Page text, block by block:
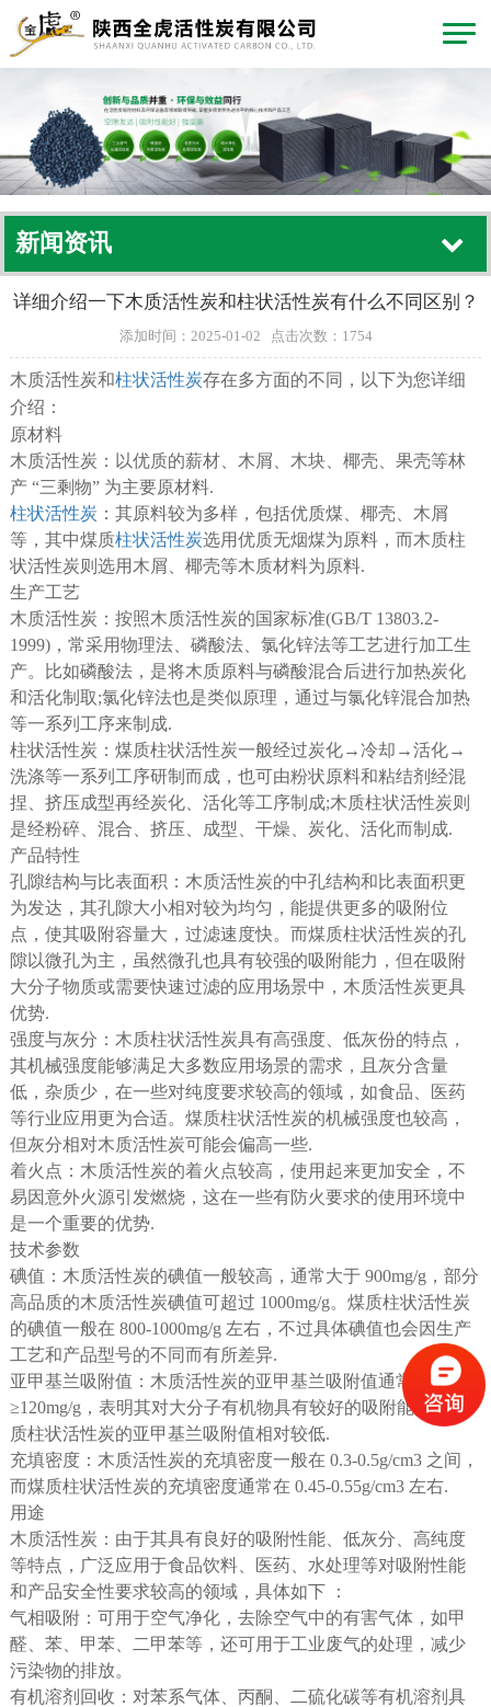
新闻资讯
详细介绍一下木质活性炭和柱状活性炭有什么不同区别？
添加时间：2025-01-02 点击次数：1754
木质活性炭和柱状活性炭存在多方面的不同，以下为您详细
介绍：
原材料
木质活性炭：以优质的薪材、木屑、木块、椰壳、果壳等林
产 “三剩物” 为主要原材料.
柱状活性炭 ：其原料较为多样，包括优质煤、椰壳、木屑
等，其中煤质柱状活性炭选用优质无烟煤为原料，而木质柱
状活性炭则选用木屑、椰壳等木质材料为原料.
生产工艺
木质活性炭：按照木质活性炭的国家标准(GB/T 13803.2-
1999)，常采用物理法、磷酸法、氯化锌法等工艺进行加工生
产。比如磷酸法，是将木质原料与磷酸混合后进行加热炭化
和活化制取;氯化锌法也是类似原理，通过与氯化锌混合加热
等一系列工序来制成.
柱状活性炭：煤质柱状活性炭一般经过炭化→冷却→活化→
洗涤等一系列工序研制而成，也可由粉状原料和粘结剂经混
捏、挤压成型再经炭化、活化等工序制成;木质柱状活性炭则
是经粉碎、混合、挤压、成型、干燥、炭化、活化而制成.
产品特性
孔隙结构与比表面积：木质活性炭的中孔结构和比表面积更
为发达，其孔隙大小相对较为均匀，能提供更多的吸附位
点，使其吸附容量大，过滤速度快。而煤质柱状活性炭的孔
隙以微孔为主，虽然微孔也具有较强的吸附能力，但在吸附
大分子物质或需要快速过滤的应用场景中，木质活性炭更具
优势.
强度与灰分：木质柱状活性炭具有高强度、低灰份的特点，
其机械强度能够满足大多数应用场景的需求，且灰分含量
低，杂质少，在一些对纯度要求较高的领域，如食品、医药
等行业应用更为合适。煤质柱状活性炭的机械强度也较高，
但灰分相对木质活性炭可能会偏高一些.
着火点：木质活性炭的着火点较高，使用起来更加安全，不
易因意外火源引发燃烧，这在一些有防火要求的使用环境中
是一个重要的优势.
技术参数
碘值：木质活性炭的碘值一般较高，通常大于 900mg/g，部分
高品质的木质活性炭碘值可超过 1000mg/g。煤质柱状活性炭
的碘值一般在 800-1000mg/g 左右，不过具体碘值也会因生产
工艺和产品型号的不同而有所差异.
亚甲基兰吸附值：木质活性炭的亚甲基兰吸附值通常
≥120mg/g，表明其对大分子有机物具有较好的吸附能力。煤
质柱状活性炭的亚甲基兰吸附值相对较低.
充填密度：木质活性炭的充填密度一般在 0.3-0.5g/cm3 之间，
而煤质柱状活性炭的充填密度通常在 0.45-0.55g/cm3 左右.
用途
木质活性炭：由于其具有良好的吸附性能、低灰分、高纯度
等特点，广泛应用于食品饮料、医药、水处理等对吸附性能
和产品安全性要求较高的领域，具体如下 ：
气相吸附：可用于空气净化，去除空气中的有害气体，如甲
醛、苯、甲苯、二甲苯等，还可用于工业废气的处理，减少
污染物的排放。
有机溶剂回收：对苯系气体、丙酮、二硫化碳等有机溶剂具